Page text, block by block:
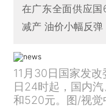
在广东全面供应
减产 油价小幅反弹
11月30日国家发
日24时起，国内
和520元。图/视觉